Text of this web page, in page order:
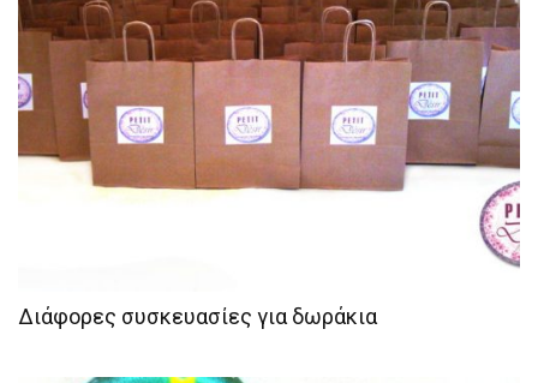
Διάφορες συσκευασίες για δωράκια